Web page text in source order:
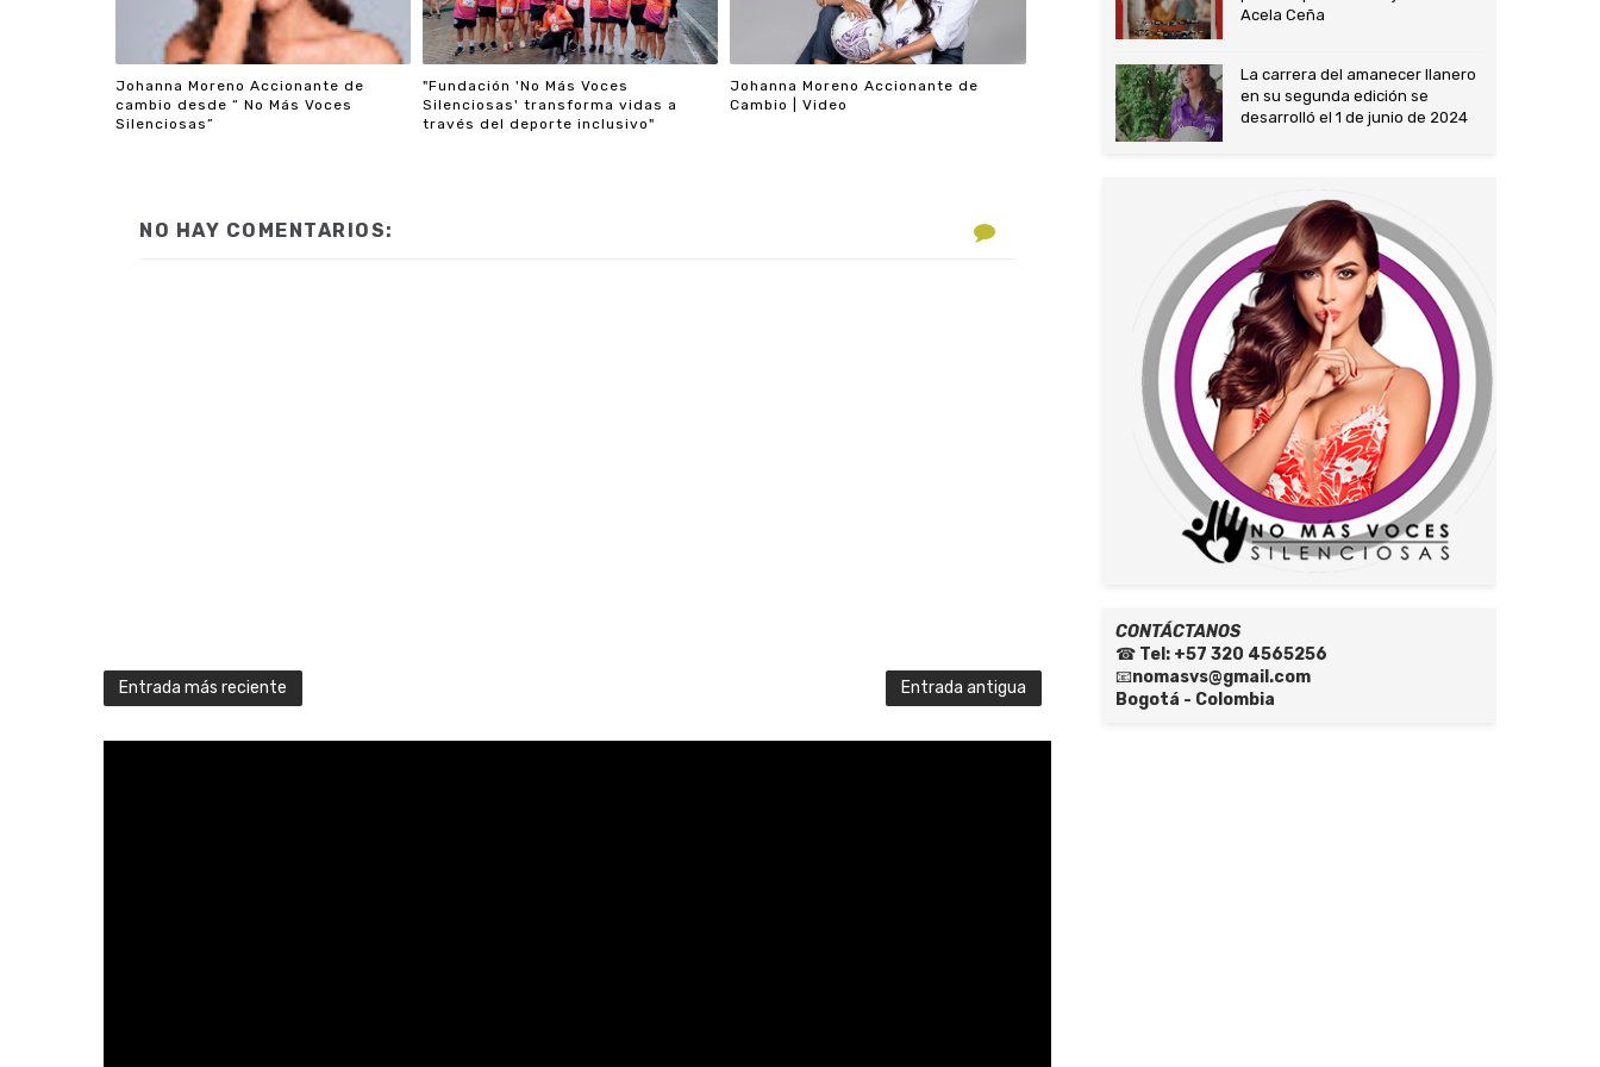
Johanna Moreno Accionante de
cambio desde “ No Más Voces
Silenciosas”
"Fundación 'No Más Voces
Silenciosas' transforma vidas a
través del deporte inclusivo"
Johanna Moreno Accionante de
Cambio | Video
NO HAY COMENTARIOS:
Entrada más reciente Entrada antigua
Acela Ceña
La carrera del amanecer llanero
en su segunda edición se
desarrolló el 1 de junio de 2024
CONTÁCTANOS
☎ Tel: +57 320 4565256
📧nomasvs@gmail.com
Bogotá - Colombia